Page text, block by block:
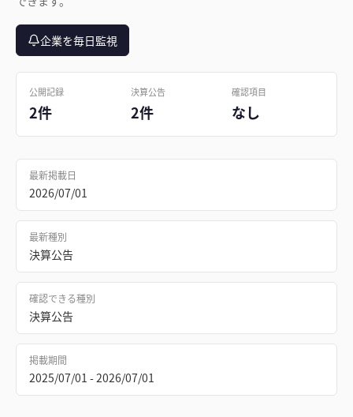
企業を毎日監視
公開記録
2件
決算公告
2件
確認項目
なし
最新掲載日
2026/07/01
最新種別
決算公告
確認できる種別
決算公告
掲載期間
2025/07/01 - 2026/07/01